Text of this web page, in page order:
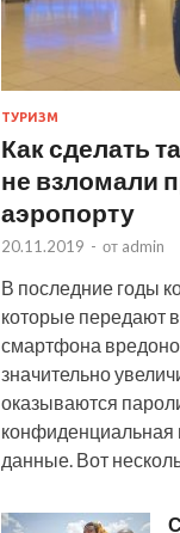
ТУРИЗМ
Как сделать
не взломали
аэропорту
20.11.2019 - от admin
В последние годы
которые передают
смартфона
значительно
оказываются
данные. Вот